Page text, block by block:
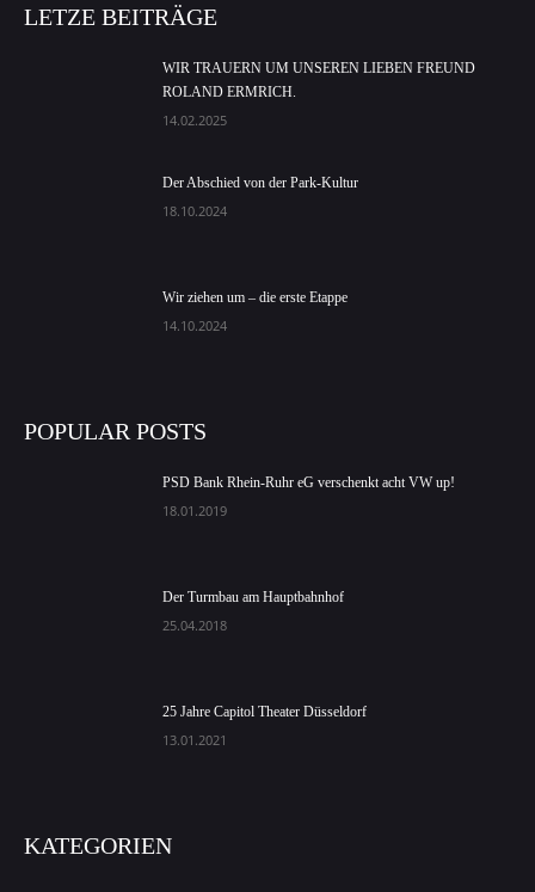
LETZE BEITRÄGE
WIR TRAUERN UM UNSEREN LIEBEN FREUND
ROLAND ERMRICH.
14.02.2025
Der Abschied von der Park-Kultur
18.10.2024
Wir ziehen um – die erste Etappe
14.10.2024
POPULAR POSTS
PSD Bank Rhein-Ruhr eG verschenkt acht VW up!
18.01.2019
Der Turmbau am Hauptbahnhof
25.04.2018
25 Jahre Capitol Theater Düsseldorf
13.01.2021
KATEGORIEN